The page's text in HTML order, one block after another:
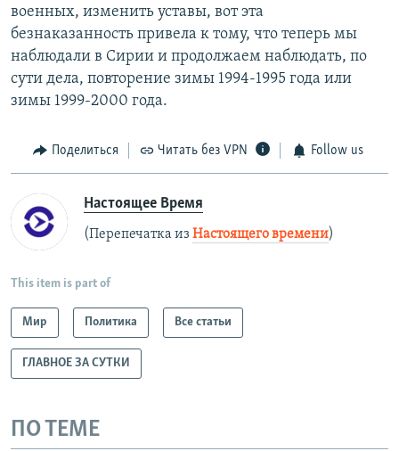
военных, изменить уставы, вот эта
безнаказанность привела к тому, что теперь мы
наблюдали в Сирии и продолжаем наблюдать, по
сути дела, повторение зимы 1994-1995 года или
зимы 1999-2000 года.
Поделиться Читать без VPN Follow us
Настоящее Время
(Перепечатка из Настоящего времени)
This item is part of
Мир Политика Все статьи
ГЛАВНОЕ ЗА СУТКИ
ПО ТЕМЕ